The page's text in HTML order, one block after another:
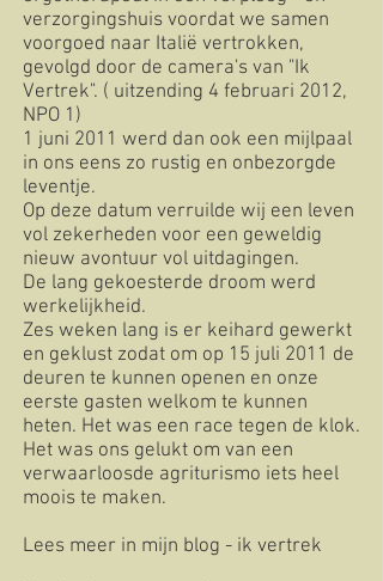
verzorgingshuis voordat we samen
voorgoed naar Italië vertrokken,
gevolgd door de camera's van "Ik
Vertrek". ( uitzending 4 februari 2012,
NPO 1)
1 juni 2011 werd dan ook een mijlpaal
in ons eens zo rustig en onbezorgde
leventje.
Op deze datum verruilde wij een leven
vol zekerheden voor een geweldig
nieuw avontuur vol uitdagingen.
De lang gekoesterde droom werd
werkelijkheid.
Zes weken lang is er keihard gewerkt
en geklust zodat om op 15 juli 2011 de
deuren te kunnen openen en onze
eerste gasten welkom te kunnen
heten. Het was een race tegen de klok.
Het was ons gelukt om van een
verwaarloosde agriturismo iets heel
moois te maken.
Lees meer in mijn blog - ik vertrek